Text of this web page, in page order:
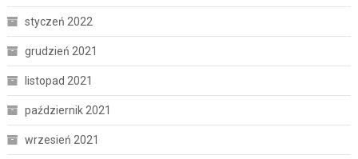
styczeń 2022
grudzień 2021
listopad 2021
październik 2021
wrzesień 2021